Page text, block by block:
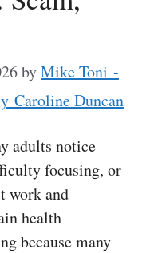
byMike Toni -
Caroline Duncan
adults notice
focusing, or
work and
health
because many